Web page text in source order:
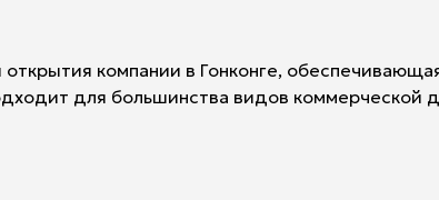
компании в Гонконге,
для большинства видов коммерческой